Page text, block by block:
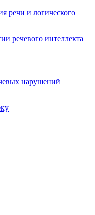
речи и логического
речевого интеллекта
нарушений